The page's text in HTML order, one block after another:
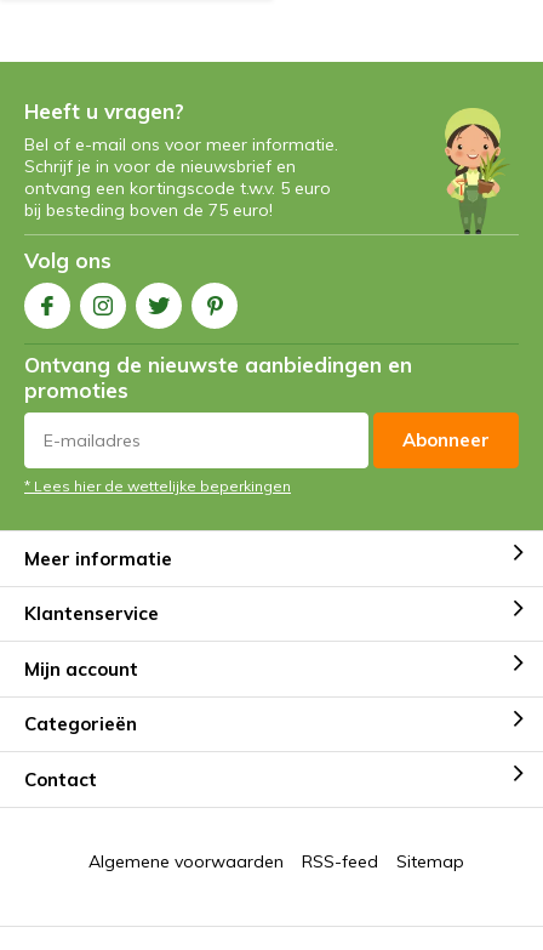
Heeft u vragen?
Bel of e-mail ons voor meer informatie.
Schrijf je in voor de nieuwsbrief en
ontvang een kortingscode t.w.v. 5 euro
bij besteding boven de 75 euro!
Volg ons
Ontvang de nieuwste aanbiedingen en
promoties
Abonneer
* Lees hier de wettelijke beperkingen
Meer informatie
Klantenservice
Mijn account
Categorieën
Contact
Algemene voorwaarden RSS-feed Sitemap